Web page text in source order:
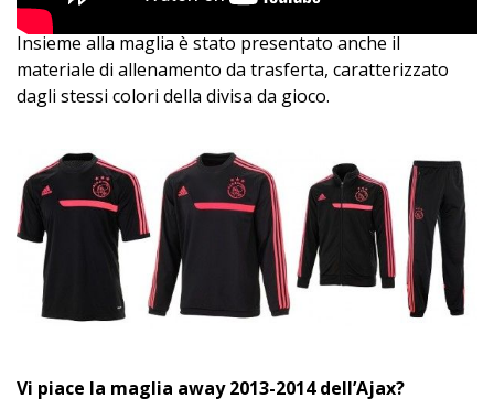
Insieme alla maglia è stato presentato anche il
materiale di allenamento da trasferta, caratterizzato
dagli stessi colori della divisa da gioco.
Vi piace la maglia away 2013-2014 dell’Ajax?